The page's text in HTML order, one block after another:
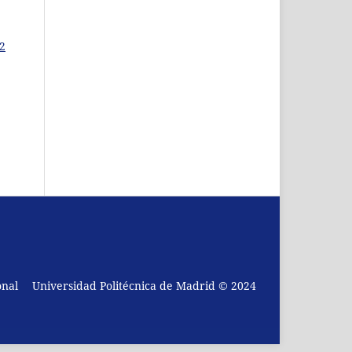
Universidad Politécnica de Madrid © 2024